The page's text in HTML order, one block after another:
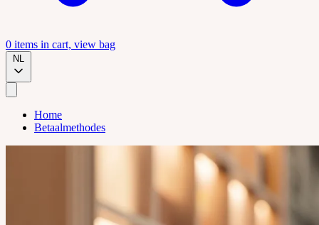
0 items in cart, view bag
NL
Home
Betaalmethodes